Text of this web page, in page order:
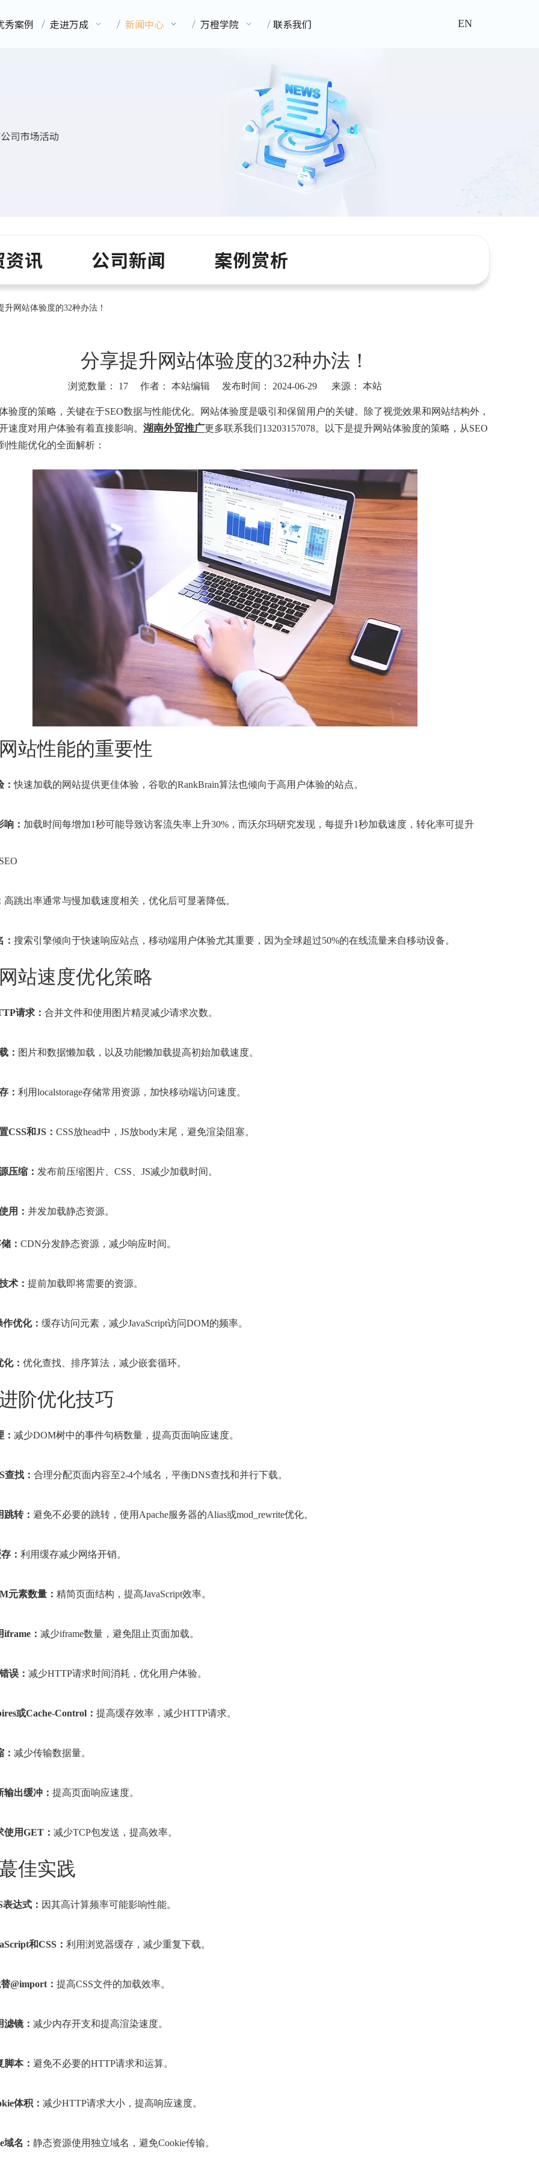
秀案例 走进万成 新闻中心 万橙学院 联系我们 EN
资讯 公司新闻 案例赏析
升网站体验度的32种办法！
分享提升网站体验度的32种办法！
浏览数量： 17 作者： 本站编辑 发布时间： 2024-06-29 来源： 本站
验度的策略，关键在于SEO数据与性能优化。网站体验度是吸引和保留用户的关键。除了视觉效果和网站结构外，
速度对用户体验有着直接影响。 湖南外贸推广更多联系我们13203157078。以下是提升网站体验度的策略，从SEO
性能优化的全面解析：
站性能的重要性
：快速加载的网站提供更佳体验，谷歌的RankBrain算法也倾向于高用户体验的站点。
： 加载时间每增加1秒可能导致访客流失率上升30%，而沃尔玛研究发现，每提升1秒加载速度，转化率可提升
高跳出率通常与慢加载速度相关，优化后可显著降低。
搜索引擎倾向于快速响应站点，移动端用户体验尤其重要，因为全球超过50%的在线流量来自移动设备。
站速度优化策略
请求： 合并文件和使用图片精灵减少请求次数。
： 图片和数据懒加载，以及功能懒加载提高初始加载速度。
： 利用localstorage存储常用资源，加快移动端访问速度。
CSS和JS： CSS放head中，JS放body末尾，避免渲染阻塞。
压缩： 发布前压缩图片、CSS、JS减少加载时间。
用： 并发加载静态资源。
： CDN分发静态资源，减少响应时间。
术： 提前加载即将需要的资源。
优化： 缓存访问元素，减少JavaScript访问DOM的频率。
： 优化查找、排序算法，减少嵌套循环。
阶优化技巧
减少DOM树中的事件句柄数量，提高页面响应速度。
查找： 合理分配页面内容至2-4个域名，平衡DNS查找和并行下载。
跳转： 避免不必要的跳转，使用Apache服务器的Alias或mod_rewrite优化。
： 利用缓存减少网络开销。
元素数量： 精简页面结构，提高JavaScript效率。
： 减少iframe数量，避免阻止页面加载。
误： 减少HTTP请求时间消耗，优化用户体验。
或Cache-Control： 提高缓存效率，减少HTTP请求。
减少传输数据量。
输出缓冲： 提高页面响应速度。
使用GET： 减少TCP包发送，提高效率。
佳实践
达式： 因其高计算频率可能影响性能。
和CSS： 利用浏览器缓存，减少重复下载。
@import： 提高CSS文件的加载效率。
滤镜： 减少内存开支和提高渲染速度。
脚本： 避免不必要的HTTP请求和运算。
体积： 减少HTTP请求大小，提高响应速度。
域名： 静态资源使用独立域名，避免Cookie传输。